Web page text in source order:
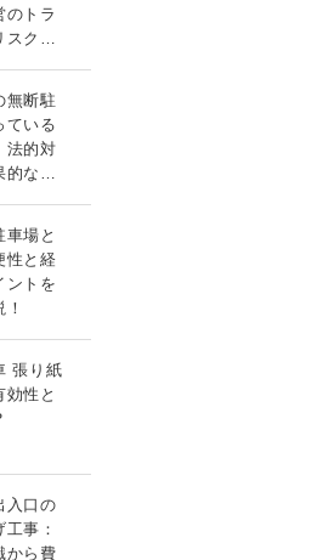
のトラ
ク対
無断駐
ている
法的対
な対
車場と
性と経
ントを
張り紙
効性と
入口の
事：
から費